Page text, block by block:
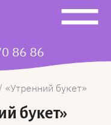
86 86
Утренний букет
букет»